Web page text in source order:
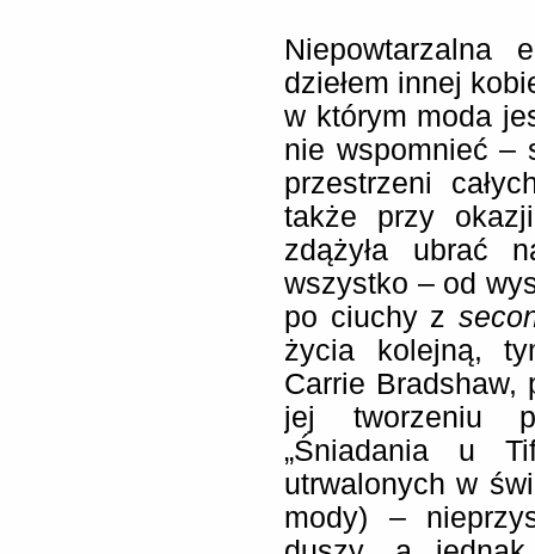
Niepowtarzalna
dziełem innej
w którym moda
nie wspomnieć –
przestrzeni
także przy
zdążyła ubrać
wszystko – od
po ciuchy z
życia kolejną,
Carrie Bradshaw,
jej tworzeniu
„Śniadania u
utrwalonych w
mody) –